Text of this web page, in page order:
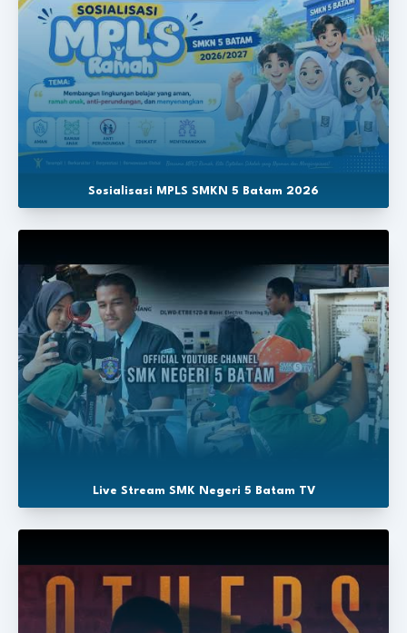
Sosialisasi MPLS SMKN 5 Batam 2026
Live Stream SMK Negeri 5 Batam TV